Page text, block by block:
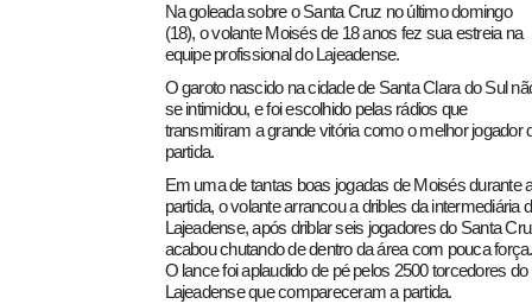
Na goleada sobre o Santa Cruz no último domingo
(18), o volante Moisés de 18 anos fez sua estreia na
equipe profissional do Lajeadense.
O garoto nascido na cidade de Santa Clara do Sul
se intimidou, e foi escolhido pelas rádios que
transmitiram a grande vitória como o melhor jogador
partida.
Em uma de tantas boas jogadas de Moisés durante
partida, o volante arrancou a dribles da intermediária
Lajeadense, após driblar seis jogadores do Santa
acabou chutando de dentro da área com pouca força.
O lance foi aplaudido de pé pelos 2500 torcedores do
Lajeadense que compareceram a partida.